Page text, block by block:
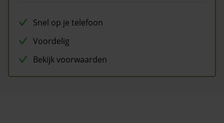
Snel op je telefoon
Voordelig
Bekijk voorwaarden